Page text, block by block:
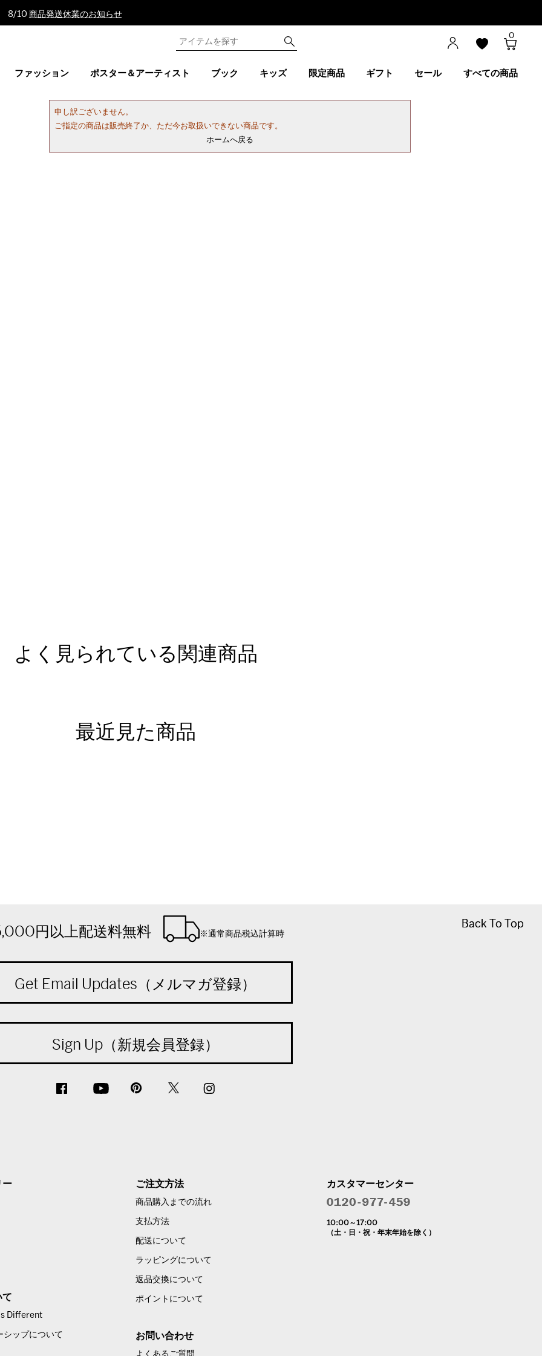
8/10 商品発送休業のお知らせ
0
ファッション ポスター＆アーティスト ブック キッズ 限定商品 ギフト セール すべての商品
申し訳ございません。
ご指定の商品は販売終了か、ただ今お取扱いできない商品です。
ホームへ戻る
よく見られている関連商品
最近見た商品
Back To Top
Back To Top
円以上配送料無料 ※通常商品税込計算時
Get Email Updates（メルマガ登録）
Sign Up（新規会員登録）
ー
て
Different
シップについて
ご注文方法
商品購入までの流れ
支払方法
配送について
ラッピングについて
返品交換について
ポイントについて
お問い合わせ
よくあるご質問
カスタマーセンター
10:00～17:00
（土・日・祝・年末年始を除く）